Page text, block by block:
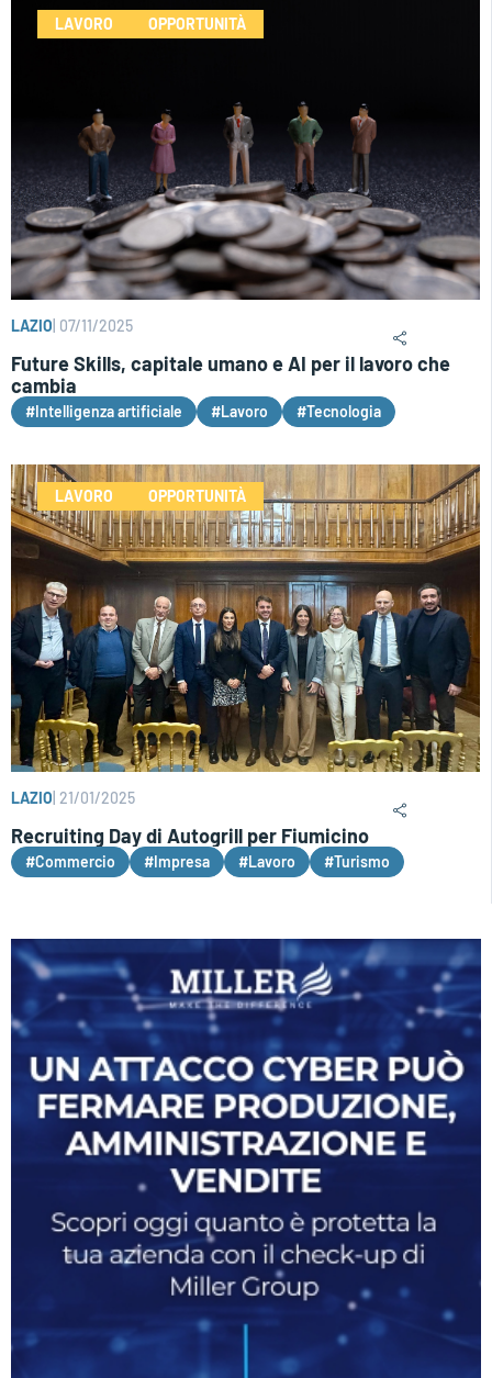
LAVORO OPPORTUNITÀ
LAZIO 07/11/2025
Future Skills, capitale umano e AI per il lavoro che
cambia
#Intelligenza artificiale #Lavoro #Tecnologia
LAVORO OPPORTUNITÀ
LAZIO 21/01/2025
Recruiting Day di Autogrill per Fiumicino
#Commercio #Impresa #Lavoro #Turismo